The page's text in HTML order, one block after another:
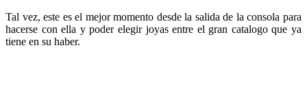
Tal vez, este es el mejor momento desde la salida de la consola para
hacerse con ella y poder elegir joyas entre el gran catalogo que ya
tiene en su haber.